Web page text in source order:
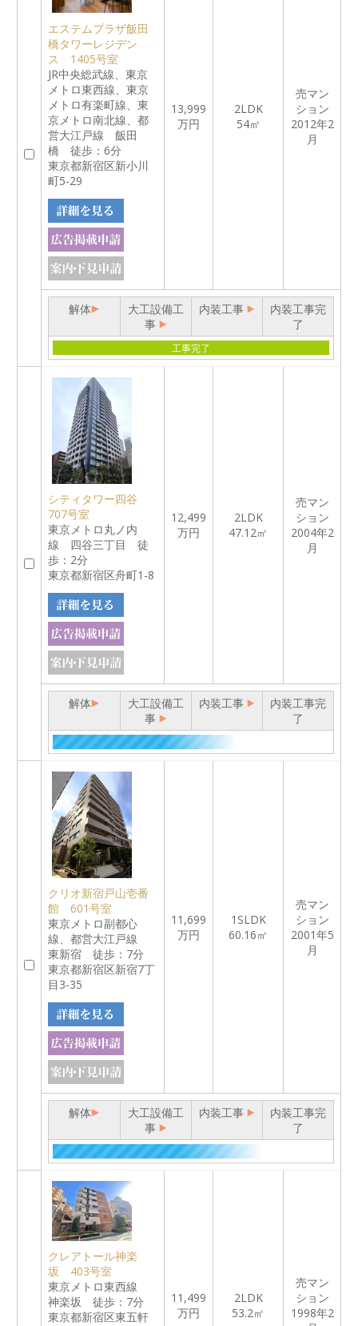
エステムプラザ飯田
橋タワーレジデン
ス 1405号室
JR中央総武線、東京
メトロ東西線、東京
メトロ有楽町線、東
京メトロ南北線、都
営大江戸線 飯田
橋 徒歩：6分
東京都新宿区新小川
町5-29
13,999
万円
2LDK
54㎡
売マン
ション
2012年2
月
解体
大工設備工
事
内装工事
内装工事完
了
工事完了
シティタワー四谷
707号室
東京メトロ丸ノ内
線 四谷三丁目 徒
歩：2分
東京都新宿区舟町1-8
12,499
万円
2LDK
47.12㎡
売マン
ション
2004年2
月
解体
大工設備工
事
内装工事
内装工事完
了
クリオ新宿戸山壱番
館 601号室
東京メトロ副都心
線、都営大江戸線
東新宿 徒歩：7分
東京都新宿区新宿7丁
目3-35
11,699
万円
1SLDK
60.16㎡
売マン
ション
2001年5
月
解体
大工設備工
事
内装工事
内装工事完
了
クレアトール神楽
坂 403号室
東京メトロ東西線
神楽坂 徒歩：7分
東京都新宿区東五軒
11,499
万円
2LDK
53.2㎡
売マン
ション
1998年2